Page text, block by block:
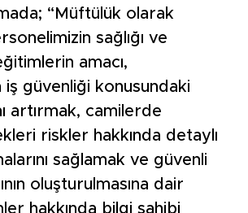
“Müftülük olarak
sağlığı ve
amacı,
iş güvenliği konusundaki
artırmak, camilerde
riskler hakkında detaylı
sağlamak ve güvenli
oluşturulmasına dair
hakkında bilgi sahibi